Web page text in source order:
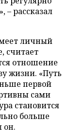
– рассказал
личный
считает
отношение
жизни. «Путь
первой
сами
становится
больше
он.